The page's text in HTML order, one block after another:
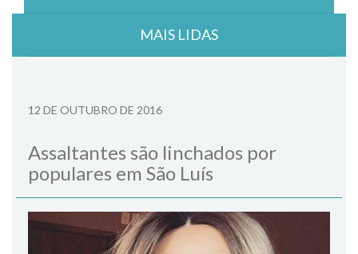
MAIS LIDAS
12 DE OUTUBRO DE 2016
Assaltantes são linchados por
populares em São Luís